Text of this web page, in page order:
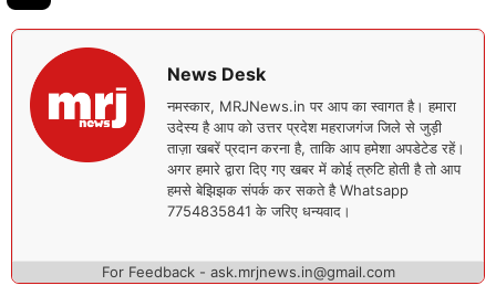
News Desk
नमस्कार, MRJNews.in पर आप का स्वागत है। हमारा
उदेस्य है आप को उत्तर प्रदेश महराजगंज जिले से जुड़ी
ताज़ा खबरें प्रदान करना है, ताकि आप हमेशा अपडेटेड रहें।
अगर हमारे द्वारा दिए गए खबर में कोई त्रुटि होती है तो आप
हमसे बेझिझक संपर्क कर सकते है Whatsapp
7754835841 के जरिए धन्यवाद।
For Feedback - ask.mrjnews.in@gmail.com